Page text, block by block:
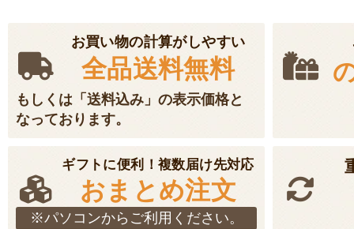
お買い物の計算がしやすい
全品送料無料
もしくは「送料込み」の表示価格と
なっております。
ギフトに便利！複数届け先対応
おまとめ注文
※パソコンからご利用ください。